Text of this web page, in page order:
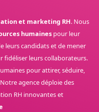
et marketing RH. Nous
humaines pour leur
leurs candidats et de mener
fidéliser leurs collaborateurs.
pour attirer, séduire,
agence déploie des
RH innovantes et